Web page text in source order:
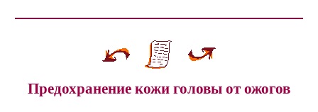
Предохранение кожи головы от ожогов